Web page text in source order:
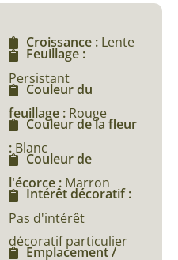
Croissance : Lente
Feuillage :
Persistant
Couleur du
feuillage : Rouge
Couleur de la fleur
: Blanc
Couleur de
l'écorce : Marron
Intérêt décoratif :
Pas d'intérêt
décoratif particulier
Emplacement /